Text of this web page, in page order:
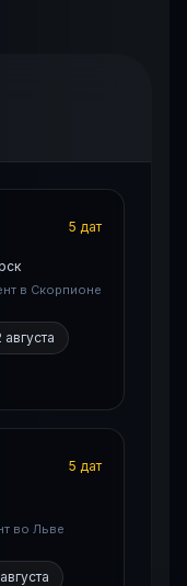
5 дат
в Скорпионе
августа
5 дат
во Льве